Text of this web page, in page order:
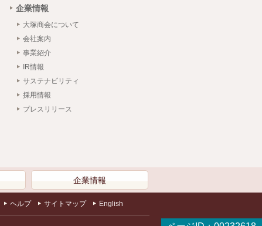
企業情報
大塚商会について
会社案内
事業紹介
IR情報
サステナビリティ
採用情報
プレスリリース
企業情報
ヘルプ サイトマップ English